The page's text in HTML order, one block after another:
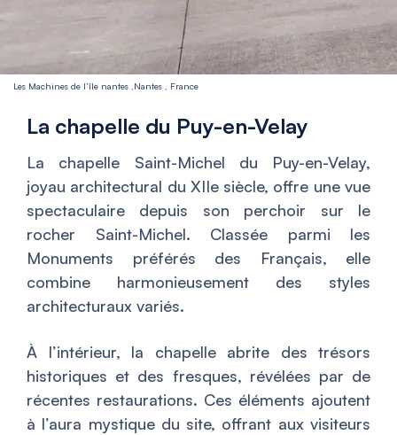
Les Machines de l’île nantes ,Nantes , France
La chapelle du Puy-en-Velay
La chapelle Saint-Michel du Puy-en-Velay,
joyau architectural du XIIe siècle, offre une vue
spectaculaire depuis son perchoir sur le
rocher Saint-Michel. Classée parmi les
Monuments préférés des Français, elle
combine harmonieusement des styles
architecturaux variés.
À l’intérieur, la chapelle abrite des trésors
historiques et des fresques, révélées par de
récentes restaurations. Ces éléments ajoutent
à l’aura mystique du site, offrant aux visiteurs